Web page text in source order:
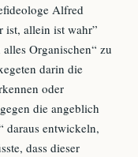
Alfred
ist, allein ist wahr”
Organischen“ zu
darin die
oder
die angeblich
daraus entwickeln,
dass dieser